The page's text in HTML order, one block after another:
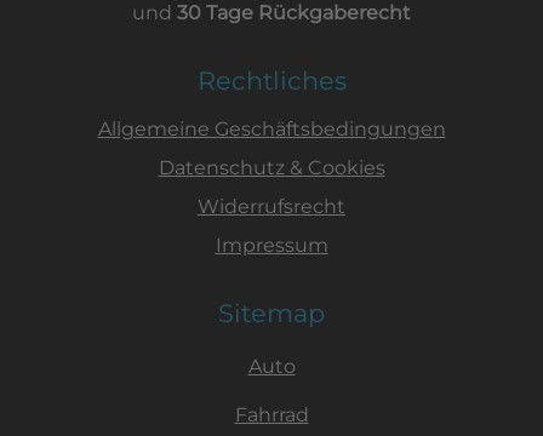
und 30 Tage Rückgaberecht
Rechtliches
Allgemeine Geschäftsbedingungen
Datenschutz & Cookies
Widerrufsrecht
Impressum
Sitemap
Auto
Fahrrad